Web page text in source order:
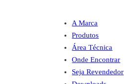
A Marca
Produtos
Área Técnica
Onde Encontrar
Seja Revendedor